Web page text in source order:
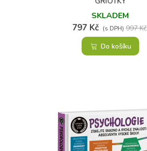
SKLADEM
797 Kč (s DPH) 997 Kč
Do košíku